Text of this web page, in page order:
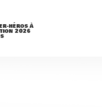
HÉROS À
2026